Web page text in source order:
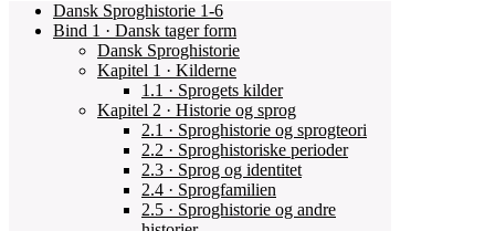
Dansk Sproghistorie 1-6
Bind 1 · Dansk tager form
Dansk Sproghistorie
Kapitel 1 · Kilderne
1.1 · Sprogets kilder
Kapitel 2 · Historie og sprog
2.1 · Sproghistorie og sprogteori
2.2 · Sproghistoriske perioder
2.3 · Sprog og identitet
2.4 · Sprogfamilien
2.5 · Sproghistorie og andre